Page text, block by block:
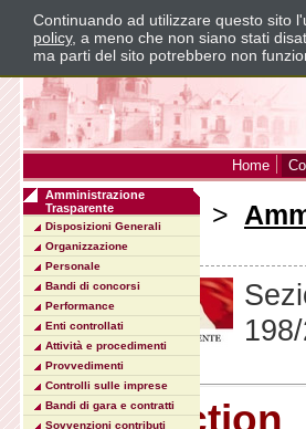
Home
Sei in:Home>
Action
Class Action
Amministrazione
Trasparente
Disposizioni Generali
Organizzazione
Personale
Bandi di concorsi
Performance
Enti controllati
Attività e procedimenti
Provvedimenti
Controlli sulle imprese
Bandi di gara e contratti
Sovvenzioni contributi
Continuando ad utilizzare questo sito
policy, a meno che non siano stati
ma parti del sito potrebbero non